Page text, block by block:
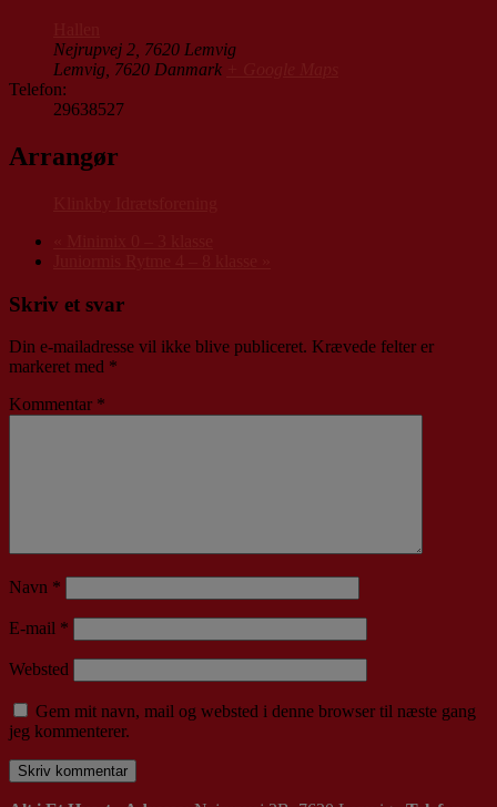
Nejrupvej 2, 7620 Lemvig
Lemvig 7620 Danmark
Telefon:
29638527
Arrangør
Skriv et svar
Din e-mailadresse vil ikke blive publiceret. Krævede felter er
markeret med *
Kommentar *
Navn *
E-mail *
Websted
Gem mit navn, mail og websted i denne browser til næste gang
jeg kommenterer.